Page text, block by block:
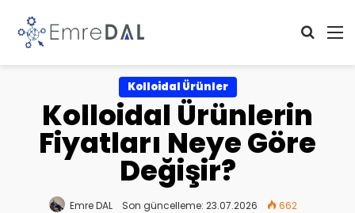
Kolloidal Ürünler
Kolloidal Ürünlerin
Fiyatları Neye Göre
Değişir?
Emre DAL Son güncelleme: 23.07.2026
662